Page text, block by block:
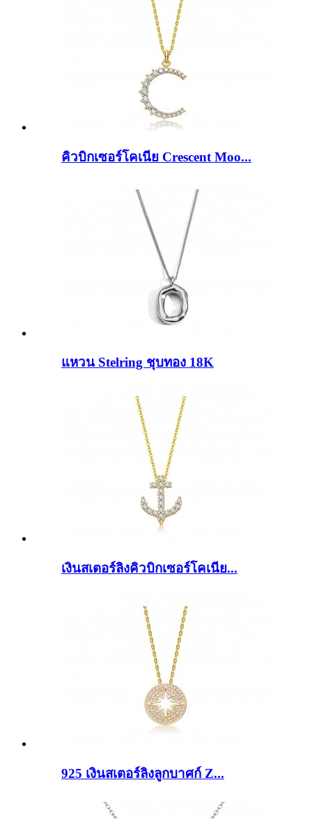
คิวบิกเซอร์โคเนีย Crescent Moo...
แหวน Stelring ชุบทอง 18K
เงินสเตอร์ลิงคิวบิกเซอร์โคเนีย...
925 เงินสเตอร์ลิงลูกบาศก์ Z...